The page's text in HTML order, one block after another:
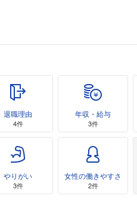
退職理由
4件
年収・給与
3件
やりがい
3件
女性の働きやすさ
2件